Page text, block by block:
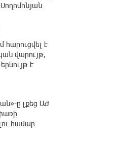
հարուցվել է
վարույթ,
է
ը լքեց ԱԺ
համար